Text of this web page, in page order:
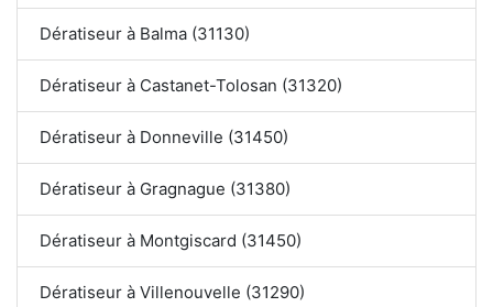
Dératiseur à Balma (31130)
Dératiseur à Castanet-Tolosan (31320)
Dératiseur à Donneville (31450)
Dératiseur à Gragnague (31380)
Dératiseur à Montgiscard (31450)
Dératiseur à Villenouvelle (31290)